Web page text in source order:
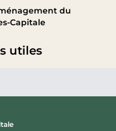
du
Capitale
utiles